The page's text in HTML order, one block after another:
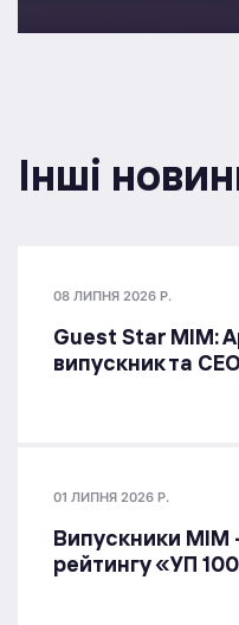
Інші
08 ЛИПНЯ 2026 Р.
Guest Star МІМ:
випускник та
01 ЛИПНЯ 2026 Р.
Випускники МІМ
рейтингу «УП